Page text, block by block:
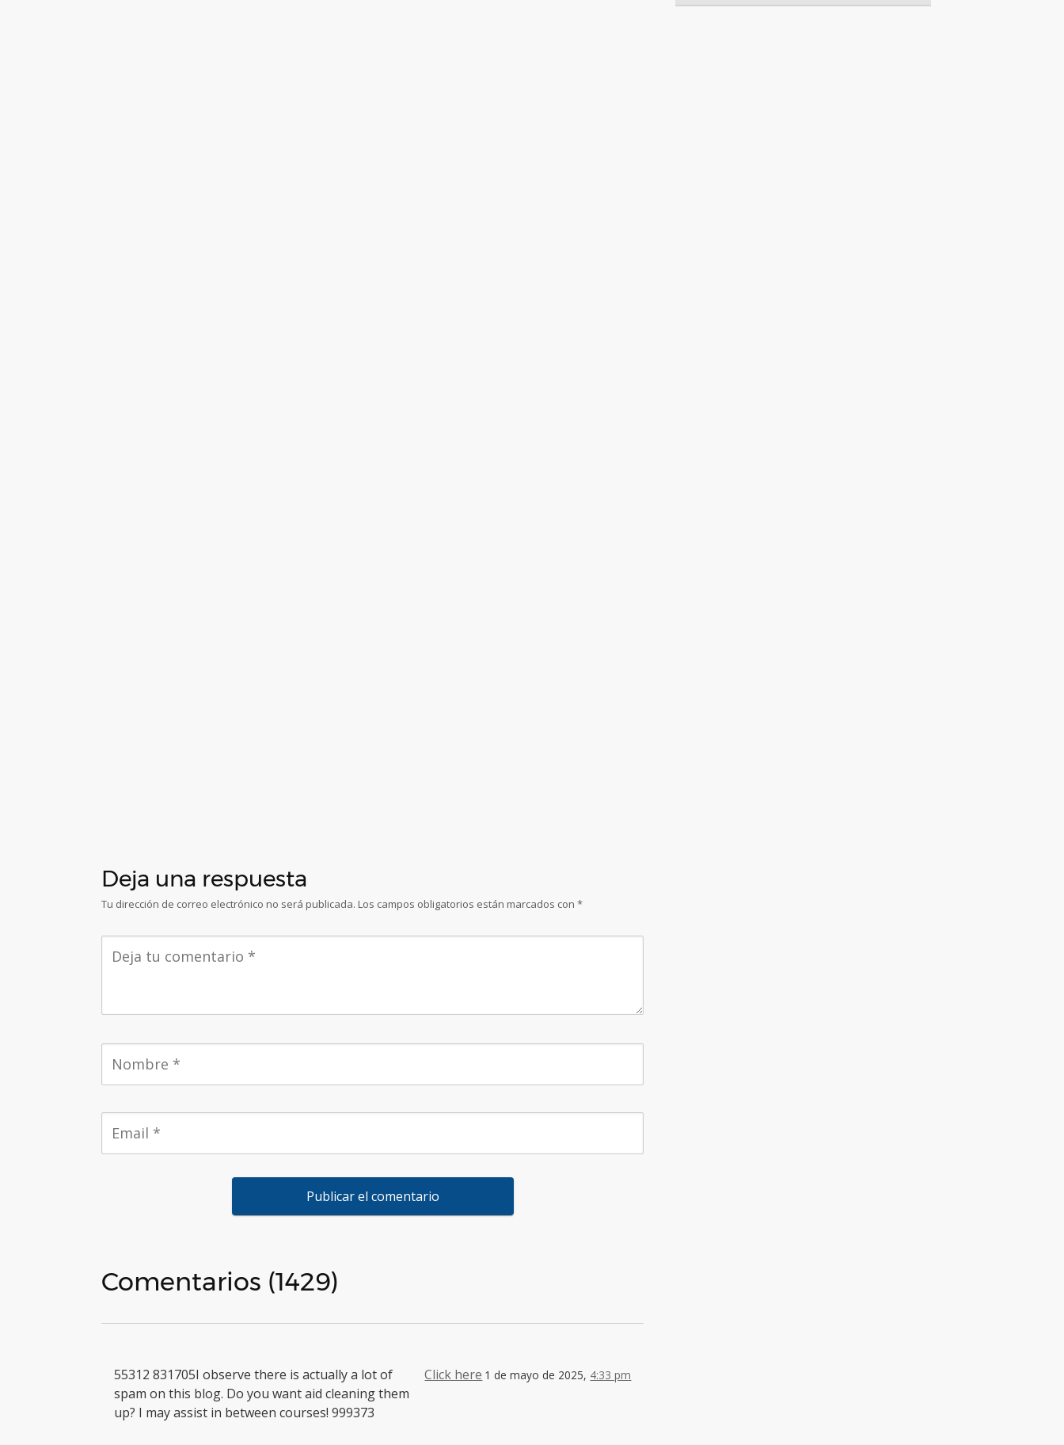
Deja una respuesta
Tu dirección de correo electrónico no será publicada. Los campos obligatorios están marcados con *
Comentarios (1429)
Click here 1 de mayo de 2025, 4:33 pm
55312 831705I observe there is actually a lot of
spam on this blog. Do you want aid cleaning them
up? I may assist in between courses! 999373